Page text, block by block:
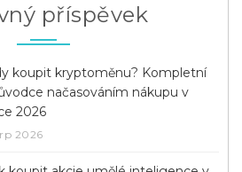
příspěvek
koupit kryptoměnu? Kompletní
načasováním nákupu v
2026
2026